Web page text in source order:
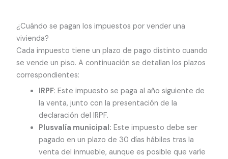
¿Cuándo se pagan los impuestos por vender una
vivienda?
Cada impuesto tiene un plazo de pago distinto cuando
se vende un piso. A continuación se detallan los plazos
correspondientes:
IRPF: Este impuesto se paga al año siguiente de
la venta, junto con la presentación de la
declaración del IRPF.
Plusvalía municipal: Este impuesto debe ser
pagado en un plazo de 30 días hábiles tras la
venta del inmueble, aunque es posible que varíe